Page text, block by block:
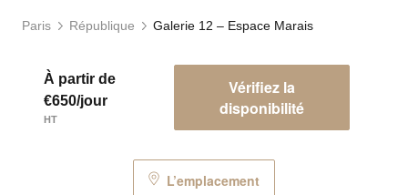
Paris République Galerie 12 – Espace Marais
À partir de
€650/jour
HT
Vérifiez la
disponibilité
L’emplacement